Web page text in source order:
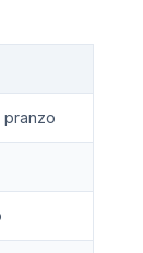
pranzo